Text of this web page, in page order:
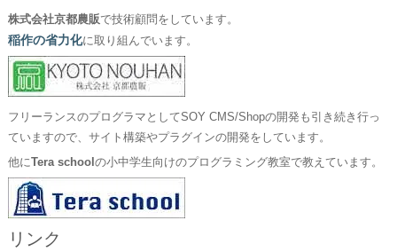
株式会社京都農販で技術顧問をしています。
稲作の省力化に取り組んでいます。
フリーランスのプログラマとしてSOY CMS/Shopの開発も引き続き行っ
ていますので、サイト構築やプラグインの開発をしています。
他にTera school の小中学生向けのプログラミング教室で教えています。
リンク